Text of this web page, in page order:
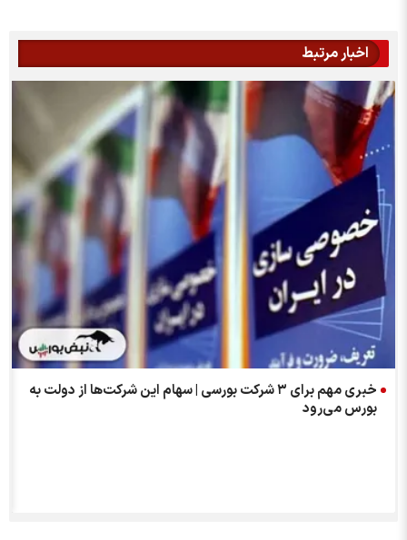
اخبار مرتبط
خبری مهم برای ۳ شرکت بورسی | سهام این شرکت‌ها از دولت به
بورس می‌رود